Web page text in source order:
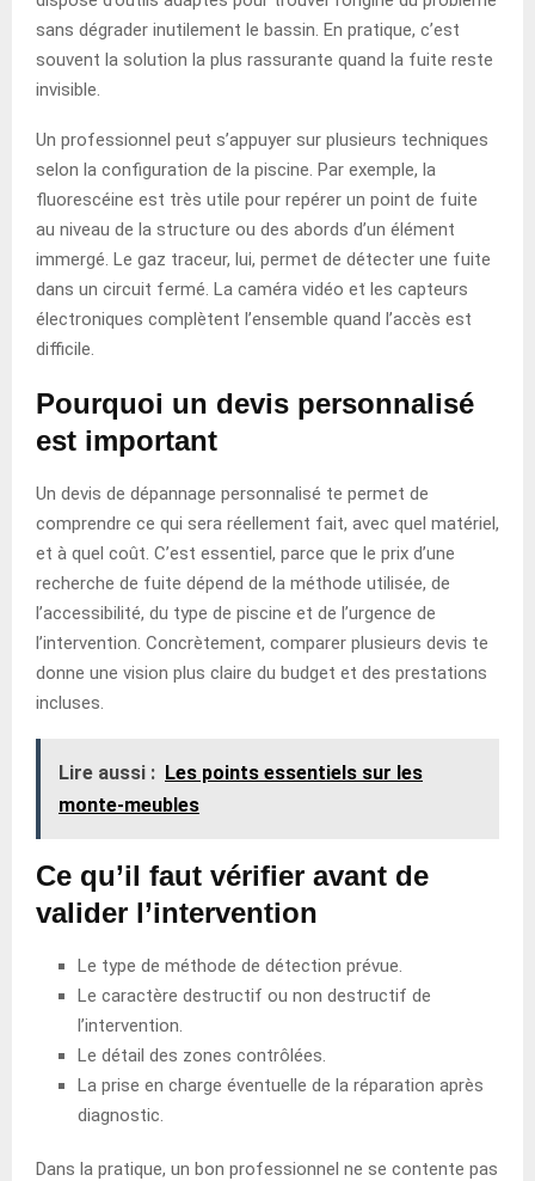
sans dégrader inutilement le bassin. En pratique, c’est
souvent la solution la plus rassurante quand la fuite reste
invisible.
Un professionnel peut s’appuyer sur plusieurs techniques
selon la configuration de la piscine. Par exemple, la
fluorescéine est très utile pour repérer un point de fuite
au niveau de la structure ou des abords d’un élément
immergé. Le gaz traceur, lui, permet de détecter une fuite
dans un circuit fermé. La caméra vidéo et les capteurs
électroniques complètent l’ensemble quand l’accès est
difficile.
Pourquoi un devis personnalisé
est important
Un devis de dépannage personnalisé te permet de
comprendre ce qui sera réellement fait, avec quel matériel,
et à quel coût. C’est essentiel, parce que le prix d’une
recherche de fuite dépend de la méthode utilisée, de
l’accessibilité, du type de piscine et de l’urgence de
l’intervention. Concrètement, comparer plusieurs devis te
donne une vision plus claire du budget et des prestations
incluses.
Lire aussi : Les points essentiels sur les
monte-meubles
Ce qu’il faut vérifier avant de
valider l’intervention
Le type de méthode de détection prévue.
Le caractère destructif ou non destructif de
l’intervention.
Le détail des zones contrôlées.
La prise en charge éventuelle de la réparation après
diagnostic.
Dans la pratique, un bon professionnel ne se contente pas